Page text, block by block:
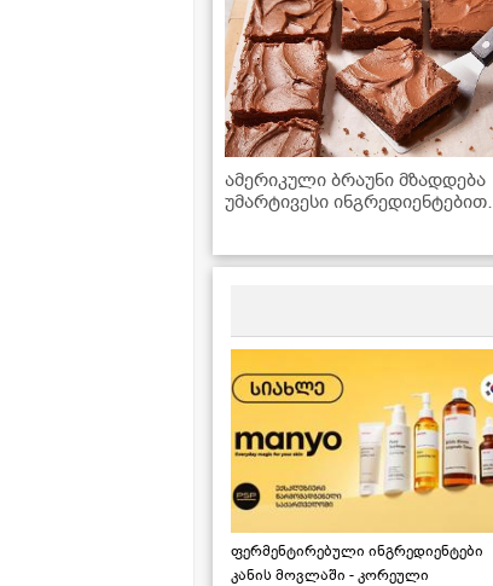
ამერიკული ბრაუნი მზადდება
უმარტივესი ინგრედიენტებით,
ფერმენტირებული ინგრედიენტები
კანის მოვლაში - კორეული